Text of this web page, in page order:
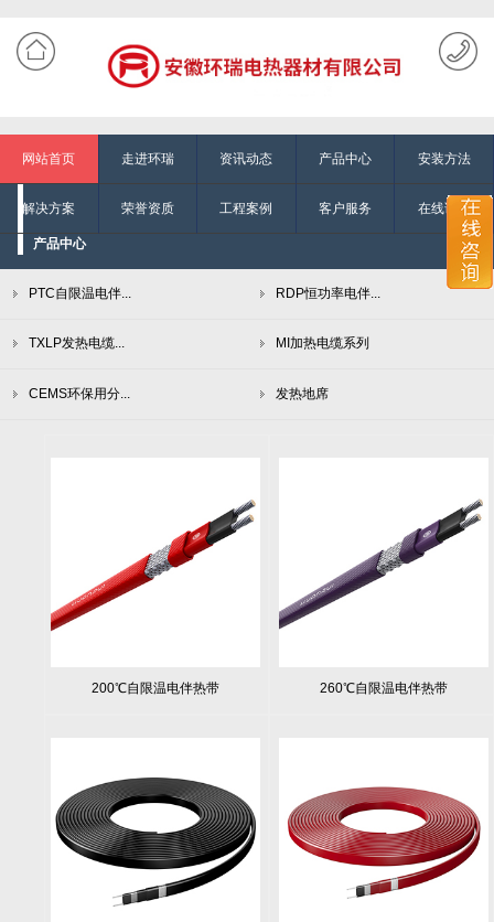
网站首页 走进环瑞 资讯动态 产品中心 安装方法
解决方案 荣誉资质 工程案例 客户服务 在线询单
产品中心
PTC自限温电伴... RDP恒功率电伴...
TXLP发热电缆... MI加热电缆系列
CEMS环保用分... 发热地席
200℃自限温电伴热带 260℃自限温电伴热带